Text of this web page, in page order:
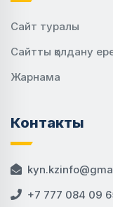
Сайт туралы
Сайтты қолдану
Жарнама
Контакты
+7 777 084 09